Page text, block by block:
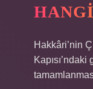
Hakkâri’nin
Kapısı’ndaki